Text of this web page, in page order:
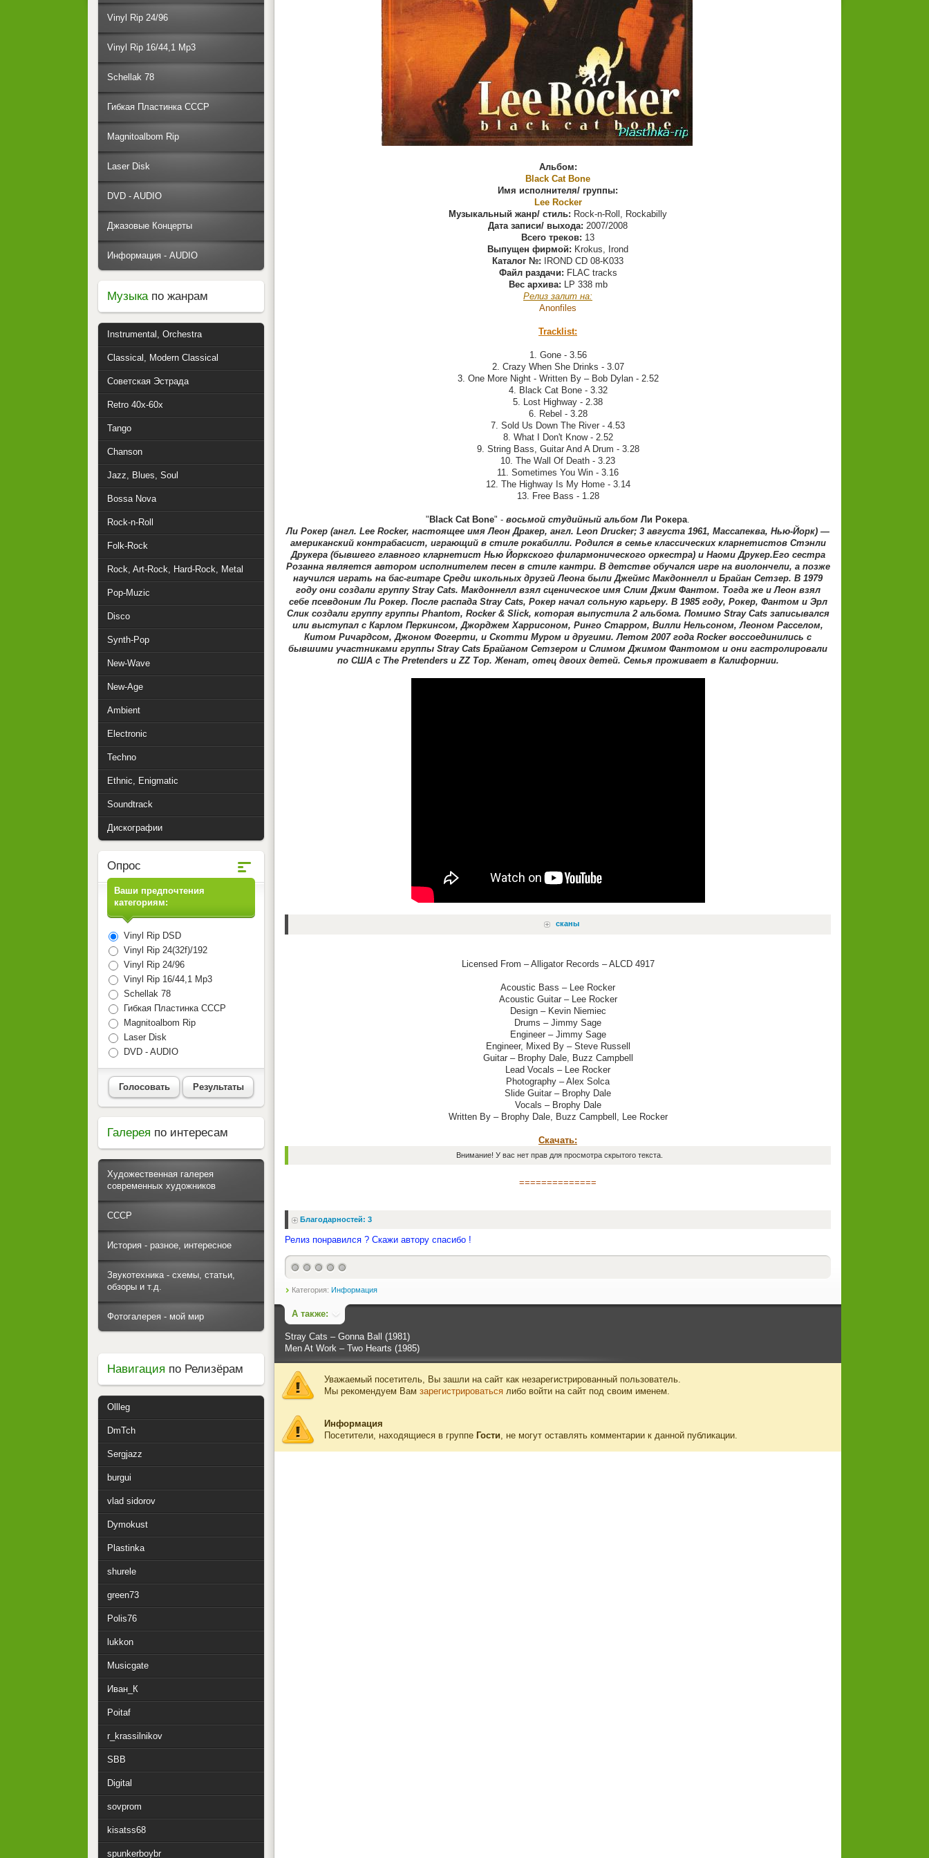
Альбом:
Black Cat Bone
Имя исполнителя/ группы:
Lee Rocker
Музыкальный жанр/ стиль: Rock-n-Roll, Rockabilly
Дата записи/ выхода: 2007/2008
Всего треков: 13
Выпущен фирмой: Krokus, Irond
Каталог №: IROND CD 08-K033
Файл раздачи: FLAC tracks
Вес архива: LP 338 mb
Релиз залит на:
Anonfiles
Tracklist:
1. Gone - 3.56
2. Crazy When She Drinks - 3.07
3. One More Night - Written By – Bob Dylan - 2.52
4. Black Cat Bone - 3.32
5. Lost Highway - 2.38
6. Rebel - 3.28
7. Sold Us Down The River - 4.53
8. What I Don't Know - 2.52
9. String Bass, Guitar And A Drum - 3.28
10. The Wall Of Death - 3.23
11. Sometimes You Win - 3.16
12. The Highway Is My Home - 3.14
13. Free Bass - 1.28
" Black Cat Bone" - восьмой студийный альбом Ли Рокера.
Ли Рокер (англ. Lee Rocker, настоящее имя Леон Дракер, англ. Leon Drucker; 3 августа 1961, Массапеква, Нью-Йорк) —
американский контрабасист, играющий в стиле рокабилли. Родился в семье классических кларнетистов Стэнли
Друкера (бывшего главного кларнетист Нью Йоркского филармонического оркестра) и Наоми Друкер.Его сестра
Розанна является автором исполнителем песен в стиле кантри. В детстве обучался игре на виолончели, а позже
научился играть на бас-гитаре Среди школьных друзей Леона были Джеймс Макдоннелл и Брайан Сетзер. В 1979
году они создали группу Stray Cats. Mакдоннелл взял сценическое имя Слим Джим Фантом. Тогда же и Леон взял
себе псевдоним Ли Рокер. После распада Stray Cats, Рокер начал сольную карьеру. В 1985 году, Рокер, Фантом и Эрл
Слик создали группу группы Phantom, Rocker & Slick, которая выпустила 2 альбома. Помимо Stray Cats записывался
или выступал с Карлом Перкинсом, Джорджем Харрисоном, Ринго Старром, Вилли Нельсоном, Леоном Расселом,
Китом Ричардсом, Джоном Фогерти, и Скотти Муром и другими. Летом 2007 года Rocker воссоединились с
бывшими участниками группы Stray Cats Брайаном Сетзером и Слимом Джимом Фантомом и они гастролировали
по США с The Pretenders и ZZ Top. Женат, отец двоих детей. Семья проживает в Калифорнии.
сканы
Licensed From – Alligator Records – ALCD 4917
Acoustic Bass – Lee Rocker
Acoustic Guitar – Lee Rocker
Design – Kevin Niemiec
Drums – Jimmy Sage
Engineer – Jimmy Sage
Engineer, Mixed By – Steve Russell
Guitar – Brophy Dale, Buzz Campbell
Lead Vocals – Lee Rocker
Photography – Alex Solca
Slide Guitar – Brophy Dale
Vocals – Brophy Dale
Written By – Brophy Dale, Buzz Campbell, Lee Rocker
Скачать:
Внимание! У вас нет прав для просмотра скрытого текста.
==============
Благодарностей: 3
Релиз понравился ? Скажи автору спасибо !
Категория: Информация
А также:
Stray Cats ‎– Gonna Ball (1981)
Men At Work ‎– Two Hearts (1985)
Уважаемый посетитель, Вы зашли на сайт как незарегистрированный пользователь.
Мы рекомендуем Вам зарегистрироваться либо войти на сайт под своим именем.
Информация
Посетители, находящиеся в группе Гости, не могут оставлять комментарии к данной публикации.
Vinyl Rip 24/96
Vinyl Rip 16/44,1 Mp3
Schellak 78
Гибкая Пластинка СССР
Magnitoalbom Rip
Laser Disk
DVD - AUDIO
Джазовые Концерты
Информация - AUDIO
Музыкапо жанрам
Instrumental, Orchestra
Classical, Modern Classical
Советская Эстрада
Retro 40x-60x
Tango
Chanson
Jazz, Blues, Soul
Bossa Nova
Rock-n-Roll
Folk-Rock
Rock, Art-Rock, Hard-Rock, Metal
Pop-Muzic
Disco
Synth-Pop
New-Wave
New-Age
Ambient
Electronic
Techno
Ethnic, Enigmatic
Soundtrack
Дискографии
Опрос
Ваши предпочтения
категориям:
Vinyl Rip DSD
Vinyl Rip 24(32f)/192
Vinyl Rip 24/96
Vinyl Rip 16/44,1 Mp3
Schellak 78
Гибкая Пластинка СССР
Magnitoalbom Rip
Laser Disk
DVD - AUDIO
Голосовать Результаты
Галерея по интересам
Художественная галерея
современных художников
СССР
История - разное, интересное
Звукотехника - схемы, статьи,
обзоры и т.д.
Фотогалерея - мой мир
Навигация по Релизёрам
Ollleg
DmTch
Sergjazz
burgui
vlad sidorov
Dymokust
Plastinka
shurele
green73
Polis76
lukkon
Musicgate
Иван_К
Poitaf
r_krassilnikov
SBB
Digital
sovprom
kisatss68
spunkerboybr